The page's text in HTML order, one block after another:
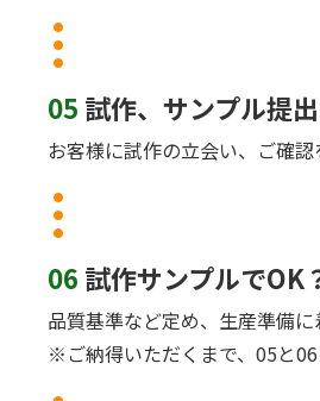
05 試作、サンプル提出
お客様に試作の立会い、ご確認
06 試作サンプルでOK
品質基準など定め、生産準備に
※ご納得いただくまで、05と06